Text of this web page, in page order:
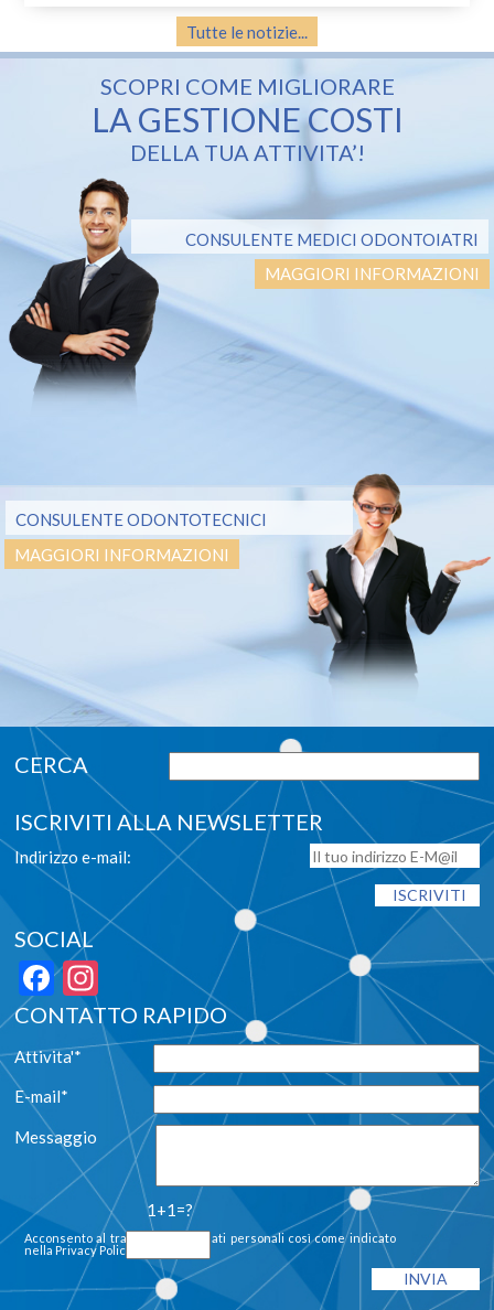
Tutte le notizie...
SCOPRI COME MIGLIORARE
LA GESTIONE COSTI
DELLA TUA ATTIVITA’!
CONSULENTE MEDICI ODONTOIATRI
MAGGIORI INFORMAZIONI
CONSULENTE ODONTOTECNICI
MAGGIORI INFORMAZIONI
ISCRIVITI ALLA NEWSLETTER
Indirizzo e-mail:
SOCIAL
Facebook
Instagram
CONTATTO RAPIDO
Attivita'*
E-mail*
Messaggio
1+1=?
Acconsento al trattamento dei dati personali così come indicato
nella Privacy Policy